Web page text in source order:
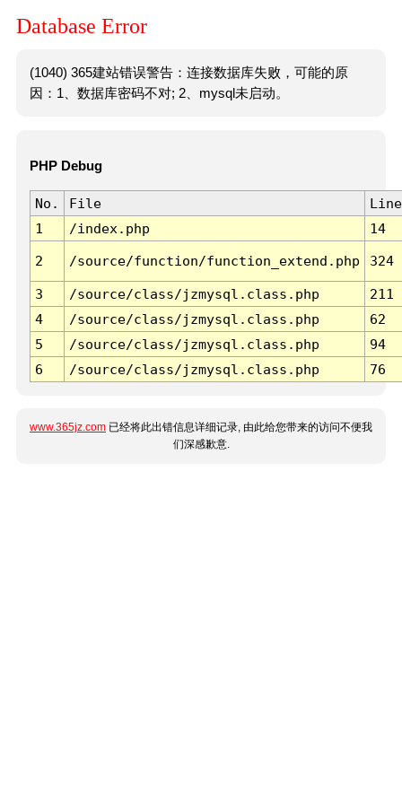
Database Error
(1040) 365建站错误警告：连接数据库失败，可能的原
因：1、数据库密码不对; 2、mysql未启动。
PHP Debug
No. File
Line
1
/index.php 14
2 /source/function/function_extend.php 324
3 /source/class/jzmysql.class.php
211
4
/source/class/jzmysql.class.php
62
5
/source/class/jzmysql.class.php
94
6
/source/class/jzmysql.class.php 76
www.365jz.com 已经将此出错信息详细记录, 由此给您带来的访问不便我
们深感歉意.